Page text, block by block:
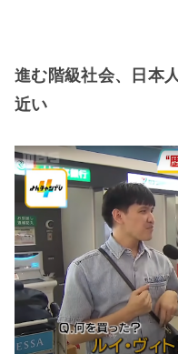
進む階級社会、日本
近い